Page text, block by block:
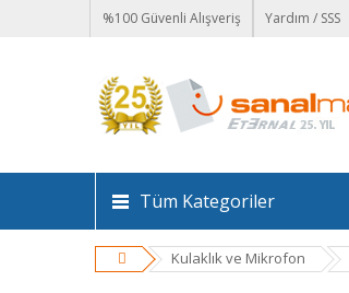
%100 Güvenli Alışveriş Yardım / SSS
Tüm Kategoriler
Kulaklık ve Mikrofon